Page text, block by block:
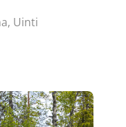
Uinti
varusteet ja reitit